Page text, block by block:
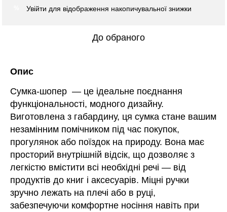
Увійти для відображення накопичувальної знижки
До обраного
Опис
Сумка-шопер — це ідеальне поєднання
функціональності, модного дизайну.
Виготовлена з габардину, ця сумка стане вашим
незамінним помічником під час покупок,
прогулянок або поїздок на природу. Вона має
просторий внутрішній відсік, що дозволяє з
легкістю вмістити всі необхідні речі — від
продуктів до книг і аксесуарів. Міцні ручки
зручно лежать на плечі або в руці,
забезпечуючи комфортне носіння навіть при